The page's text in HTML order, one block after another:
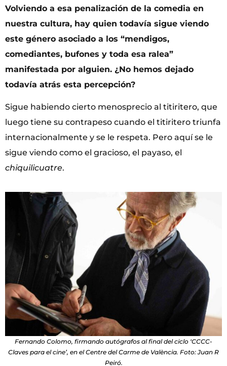
Volviendo a esa penalización de la comedia en
nuestra cultura, hay quien todavía sigue viendo
este género asociado a los “mendigos,
comediantes, bufones y toda esa ralea”
manifestada por alguien. ¿No hemos dejado
todavía atrás esta percepción?
Sigue habiendo cierto menosprecio al titiritero, que
luego tiene su contrapeso cuando el titiritero triunfa
internacionalmente y se le respeta. Pero aquí se le
sigue viendo como el gracioso, el payaso, el
chiquilicuatre.
Fernando Colomo, firmando autógrafos al final del ciclo ‘CCCC-
Claves para el cine’, en el Centre del Carme de València. Foto: Juan R
Peiró.